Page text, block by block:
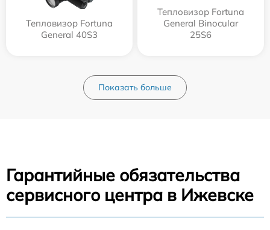
Тепловизор Fortuna
General 40S3
Тепловизор Fortuna
General Binocular
25S6
Показать больше
Гарантийные обязательства
сервисного центра в Ижевске